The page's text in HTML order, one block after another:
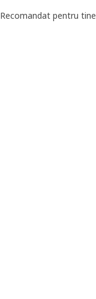
Recomandat pentru tine